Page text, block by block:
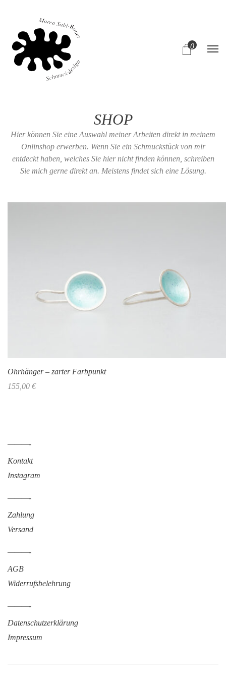
0
SHOP
Hier können Sie eine Auswahl meiner Arbeiten direkt in meinem
Onlinshop erwerben. Wenn Sie ein Schmuckstück von mir
entdeckt haben, welches Sie hier nicht finden können, schreiben
Sie mich gerne direkt an. Meistens findet sich eine Lösung.
Ohrhänger – zarter Farbpunkt
155,00 €
———-
Kontakt
Instagram
———-
Zahlung
Versand
———-
AGB
Widerrufsbelehrung
———-
Datenschutzerklärung
Impressum